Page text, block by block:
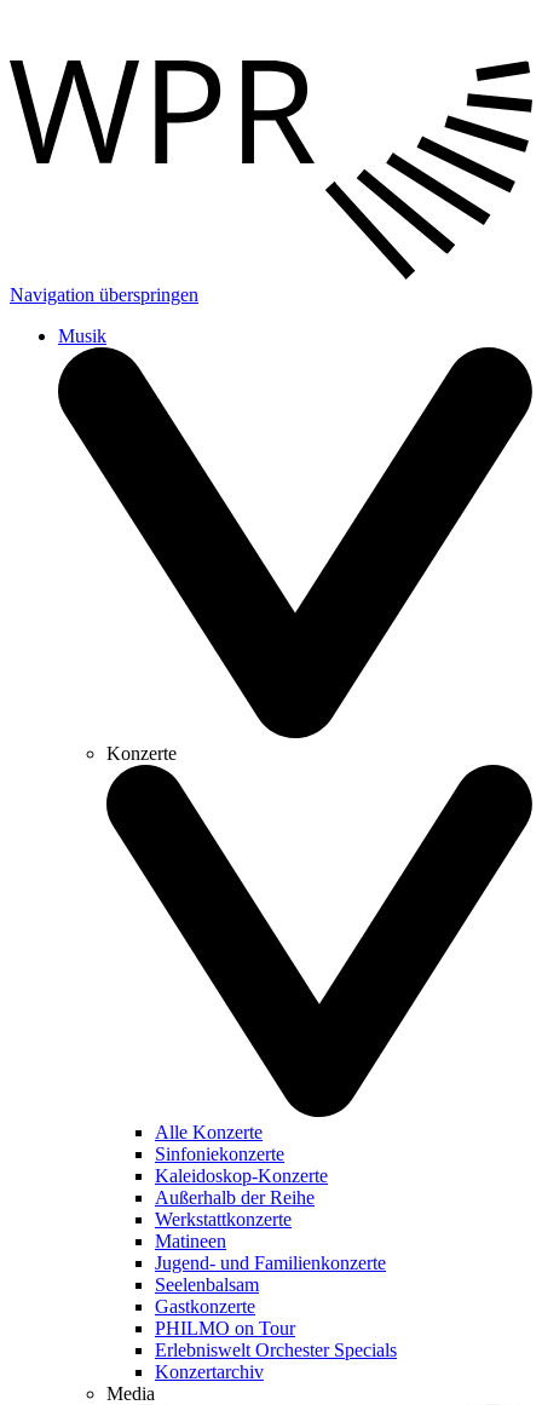
Navigation überspringen
Musik
Konzerte
Alle Konzerte
Sinfoniekonzerte
Kaleidoskop-Konzerte
Außerhalb der Reihe
Werkstattkonzerte
Matineen
Jugend- und Familienkonzerte
Seelenbalsam
Gastkonzerte
PHILMO on Tour
Erlebniswelt Orchester Specials
Konzertarchiv
Media